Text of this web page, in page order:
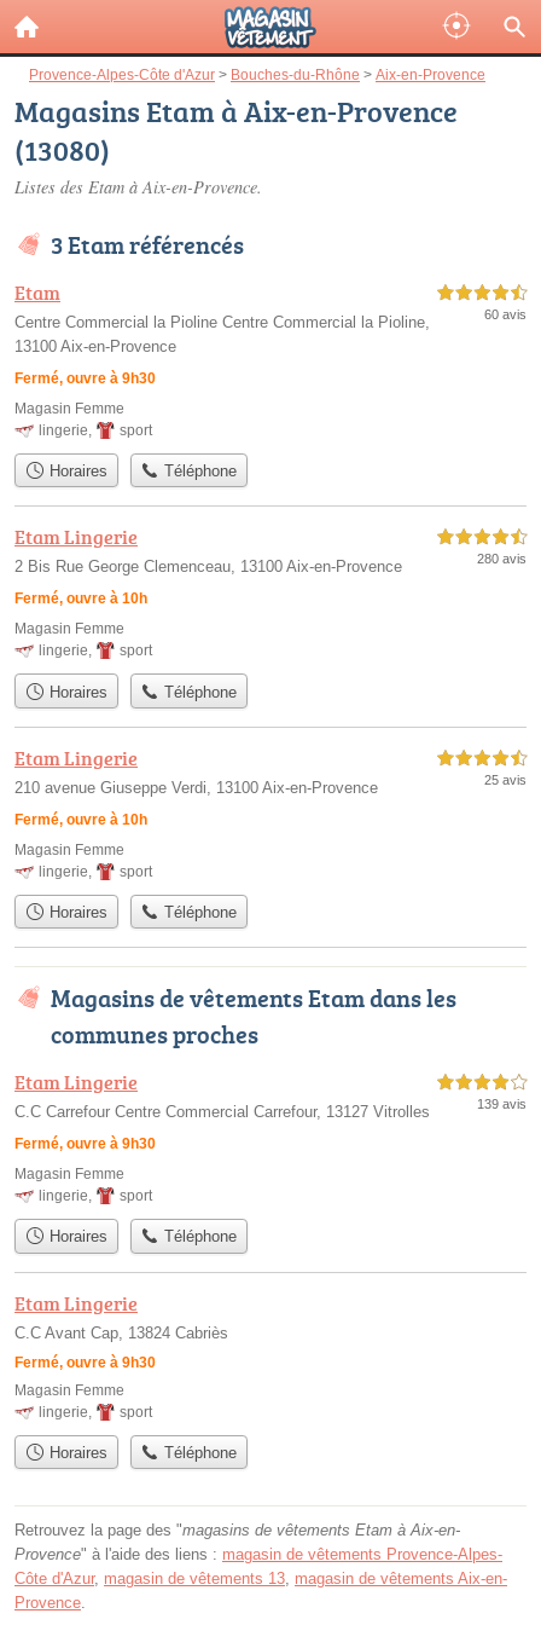
Provence-Alpes-Côte d'Azur > Bouches-du-Rhône > Aix-en-Provence
Magasins Etam à Aix-en-Provence
(13080)
Listes des Etam à Aix-en-Provence.
3 Etam référencés
Etam
Centre Commercial la Pioline Centre Commercial la Pioline,
13100 Aix-en-Provence
Fermé, ouvre à 9h30
4,5 étoiles sur 5
60 avis
Magasin Femme
lingerie, sport
Horaires Téléphone
Etam Lingerie
2 Bis Rue George Clemenceau, 13100 Aix-en-Provence
Fermé, ouvre à 10h
4,5 étoiles sur 5
280 avis
Magasin Femme
lingerie, sport
Horaires Téléphone
Etam Lingerie
210 avenue Giuseppe Verdi, 13100 Aix-en-Provence
Fermé, ouvre à 10h
4,5 étoiles sur 5
25 avis
Magasin Femme
lingerie
sport
Horaires Téléphone
Magasins de vêtements Etam dans les
communes proches
Etam Lingerie
C.C Carrefour Centre Commercial Carrefour, 13127 Vitrolles
Fermé, ouvre à 9h30
4,0 étoiles sur 5
139 avis
Magasin Femme
lingerie, sport
Horaires Téléphone
Etam Lingerie
C.C Avant Cap, 13824 Cabriès
Fermé, ouvre à 9h30
Magasin Femme
lingerie
sport
Horaires Téléphone
Retrouvez la page des "magasins de vêtements Etam à Aix-en-
Provence" à l'aide des liens : magasin de vêtements Provence-Alpes-
Côte d'Azur, magasin de vêtements 13 magasin de vêtements Aix-en-
Provence